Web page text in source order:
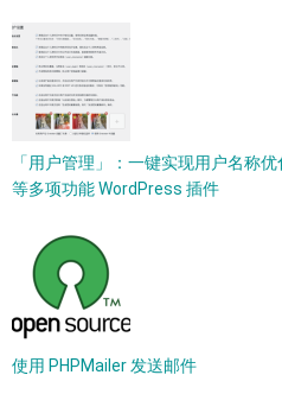
「用户管理」：一键实现用户名称
等多项功能 WordPress 插件
使用 PHPMailer 发送邮件